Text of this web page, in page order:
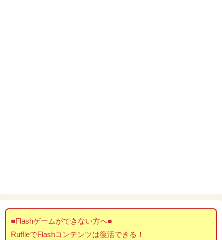
■Flashゲームができない方へ■
RuffleでFlashコンテンツは復活できる！